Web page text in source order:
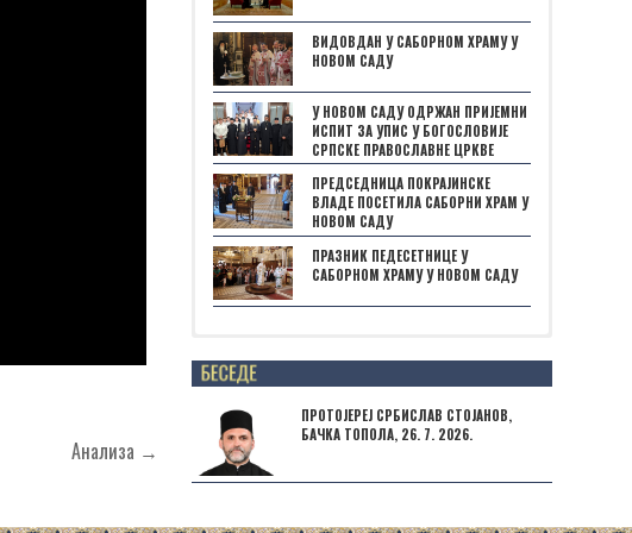
Анализа →
ВИДОВДАН У САБОРНОМ ХРАМУ У
НОВОМ САДУ
У НОВОМ САДУ ОДРЖАН ПРИЈЕМНИ
ИСПИТ ЗА УПИС У БОГОСЛОВИЈЕ
СРПСКЕ ПРАВОСЛАВНЕ ЦРКВЕ
ПРЕДСЕДНИЦА ПОКРАЈИНСКЕ
ВЛАДЕ ПОСЕТИЛА САБОРНИ ХРАМ У
НОВОМ САДУ
ПРАЗНИК ПЕДЕСЕТНИЦЕ У
САБОРНОМ ХРАМУ У НОВОМ САДУ
Posts not found
ПРОТОЈЕРЕЈ СРБИСЛАВ СТОЈАНОВ,
БАЧКА ТОПОЛА, 26. 7. 2026.